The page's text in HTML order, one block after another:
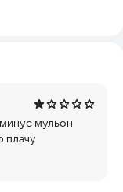
интуитивно
центра
вы
сигналы
другую важную
мульон
плачу